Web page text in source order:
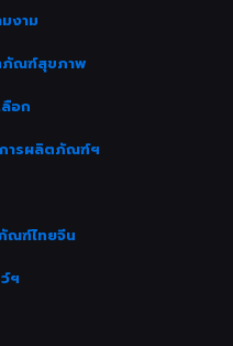
งาม
ภัณฑ์สุขภาพ
อก
ารผลิตภัณฑ์ฯ
ณฑ์ไทยจีน
ฯ